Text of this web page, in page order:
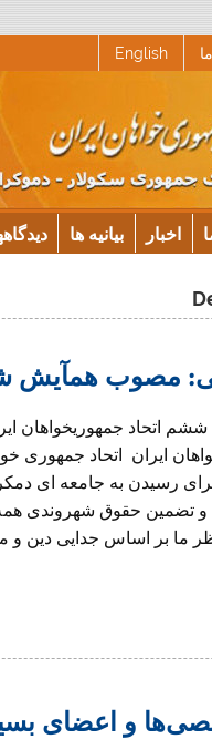
English
اخبار بیانیه ها
مصوب همآیش
اتحاد جمهوریخواهان
ايران اتحاد جمهوری
رسیدن به جامعه ای
و تضمین حقوق شهروندی
ما بر اساس جدايی دين و
و اعضای